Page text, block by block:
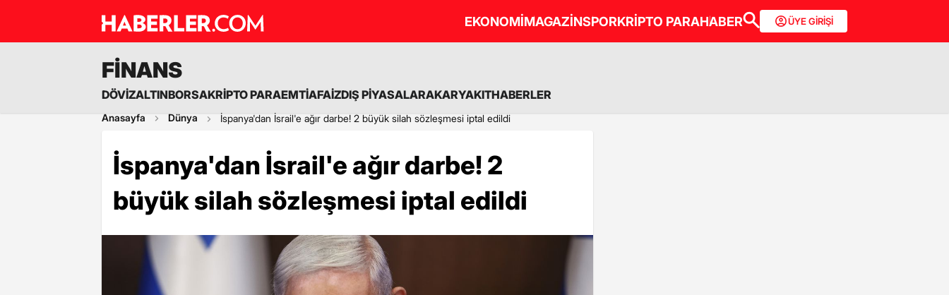
EKONOMİMAGAZİNSPORKRİPTO PARAHABER ÜYE GİRİŞİ
FİNANS
DÖVİZALTINBORSAKRİPTO PARAEMTİAFAİZDIŞ PİYASALARAKARYAKITHABERLER
Anasayfa Dünya İspanya'dan İsrail'e ağır darbe! 2 büyük silah sözleşmesi iptal edildi
İspanya'dan İsrail'e ağır darbe! 2
büyük silah sözleşmesi iptal edildi